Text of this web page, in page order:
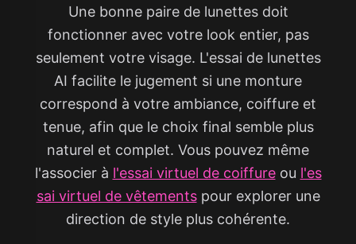
Une bonne paire de lunettes doit
fonctionner avec votre look entier, pas
seulement votre visage. L'essai de lunettes
AI facilite le jugement si une monture
correspond à votre ambiance, coiffure et
tenue, afin que le choix final semble plus
naturel et complet. Vous pouvez même
l'associer à l'essai virtuel de coiffureou l'es
sai virtuel de vêtementspour explorer une
direction de style plus cohérente.